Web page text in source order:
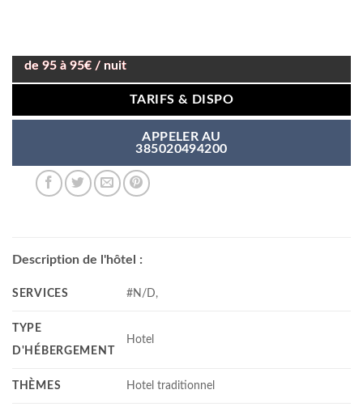
de 95 à 95€ / nuit
TARIFS & DISPO
APPELER AU
385020494200
Description de l'hôtel :
SERVICES #N/D,
TYPE
D'HÉBERGEMENT
Hotel
THÈMES Hotel traditionnel